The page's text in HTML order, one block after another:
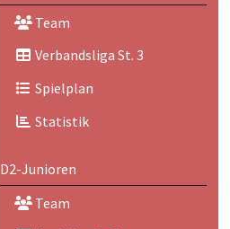
Team
Verbandsliga St. 3
Spielplan
Statistik
D2-Junioren
Team